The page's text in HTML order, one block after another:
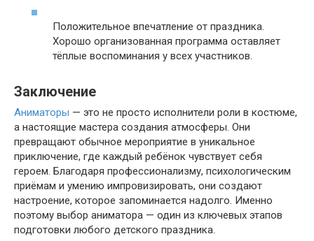
Положительное впечатление от праздника.
Хорошо организованная программа оставляет
тёплые воспоминания у всех участников.
Заключение
Аниматоры — это не просто исполнители роли в костюме,
а настоящие мастера создания атмосферы. Они
превращают обычное мероприятие в уникальное
приключение, где каждый ребёнок чувствует себя
героем. Благодаря профессионализму, психологическим
приёмам и умению импровизировать, они создают
настроение, которое запоминается надолго. Именно
поэтому выбор аниматора — один из ключевых этапов
подготовки любого детского праздника.